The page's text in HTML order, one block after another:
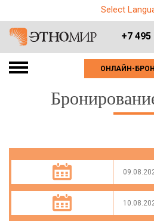
Select
+7 495
ОНЛАЙН-